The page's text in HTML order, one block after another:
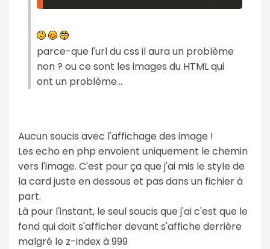
parce-que l'url du css il aura un problème
non ? ou ce sont les images du HTML qui
ont un problème...
Aucun soucis avec l'affichage des image !
Les echo en php envoient uniquement le chemin
vers l'image. C'est pour ça que j'ai mis le style de
la card juste en dessous et pas dans un fichier à
part.
Là pour l'instant, le seul soucis que j'ai c'est que le
fond qui doit s'afficher devant s'affiche derrière
malgré le z-index à 999